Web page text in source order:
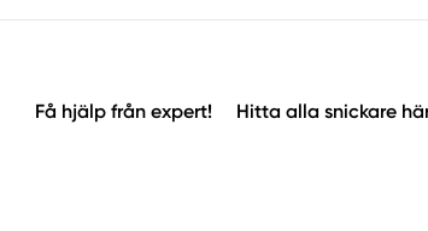
Få hjälp från expert! Hitta alla snickare